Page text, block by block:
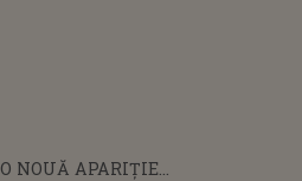
O NOUĂ APARIȚIE